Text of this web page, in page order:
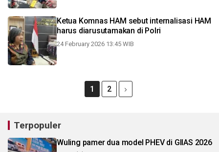
Ketua Komnas HAM sebut internalisasi HAM
harus diarusutamakan di Polri
24 February 2026 13:45 WIB
1 2
Terpopuler
Wuling pamer dua model PHEV di GIIAS 2026